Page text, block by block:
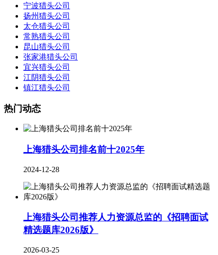
宁波猎头公司
扬州猎头公司
太仓猎头公司
常熟猎头公司
昆山猎头公司
张家港猎头公司
宜兴猎头公司
江阴猎头公司
镇江猎头公司
热门动态
上海猎头公司排名前十2025年
2024-12-28
上海猎头公司推荐人力资源总监的《招聘面试
精选题库2026版》
2026-03-25